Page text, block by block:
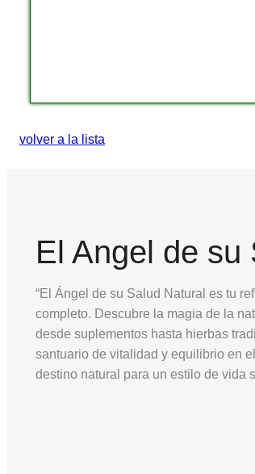
volver a la lista
El Angel de su
“El Ángel de su Salud Natural es tu
completo. Descubre la magia de la
desde suplementos hasta hierbas
santuario de vitalidad y equilibrio en
destino natural para un estilo de vida